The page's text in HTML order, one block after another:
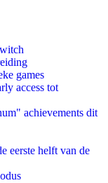
games
access tot
achievements dit
eerste helft van de